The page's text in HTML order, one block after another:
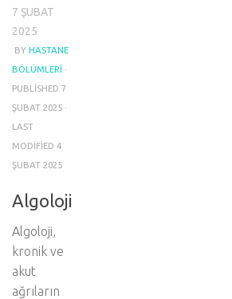
7 ŞUBAT
2025
BY HASTANE
BÖLÜMLERI ·
PUBLISHED 7
ŞUBAT 2025 ·
LAST
MODIFIED 4
ŞUBAT 2025
Algoloji
Algoloji,
kronik ve
akut
ağrıların